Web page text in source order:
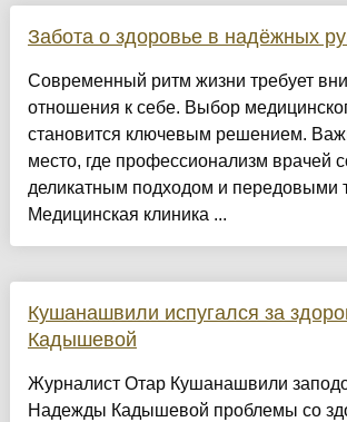
Забота о здоровье в надёжных
Современный ритм жизни требует
отношения к себе. Выбор
становится ключевым решением.
место, где профессионализм врачей
деликатным подходом и передовыми
Медицинская клиника ...
Кушанашвили испугался за
Кадышевой
Журналист Отар Кушанашвили
Надежды Кадышевой проблемы со